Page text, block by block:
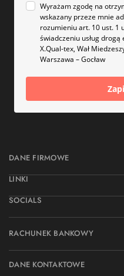
Wyrażam zgodę na
wskazany przeze mnie
rozumieniu art. 10 ust. 1
świadczeniu usług
X.Qual-tex, Wał
Warszawa – Gocław
DANE FIRMOWE
LINKI
SOCIALS
RACHUNEK BANKOWY
DANE KONTAKTOWE